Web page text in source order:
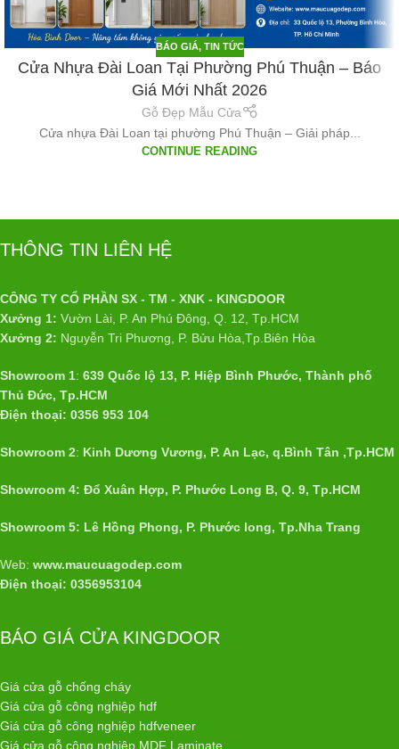
BÁO GIÁ, TIN TỨC
Cửa Nhựa Đài Loan Tại Phường Phú Thuận – Báo
Giá Mới Nhất 2026
Gỗ Đẹp Mẫu Cửa
Cửa nhựa Đài Loan tại phường Phú Thuận – Giải pháp...
CONTINUE READING
THÔNG TIN LIÊN HỆ
CÔNG TY CỔ PHẦN SX - TM - XNK - KINGDOOR
Xưởng 1: Vườn Lài, P. An Phú Đông, Q. 12, Tp.HCM
Xưởng 2: Nguyễn Tri Phương, P. Bửu Hòa,Tp.Biên Hòa
Showroom 1: 639 Quốc lộ 13, P. Hiệp Bình Phước, Thành phố
Thủ Đức, Tp.HCM
Điện thoại: 0356 953 104
Showroom 2: Kinh Dương Vương, P. An Lạc, q.Bình Tân ,Tp.HCM
Showroom 4: Đổ Xuân Hợp, P. Phước Long B, Q. 9, Tp.HCM
Showroom 5: Lê Hồng Phong, P. Phước long, Tp.Nha Trang
Web: www.maucuagodep.com
Điện thoại: 0356953104
BÁO GIÁ CỬA KINGDOOR
Giá cửa gỗ chống cháy
Giá cửa gỗ công nghiệp hdf
Giá cửa gỗ công nghiệp hdfveneer
Giá cửa gỗ công nghiệp MDF Laminate